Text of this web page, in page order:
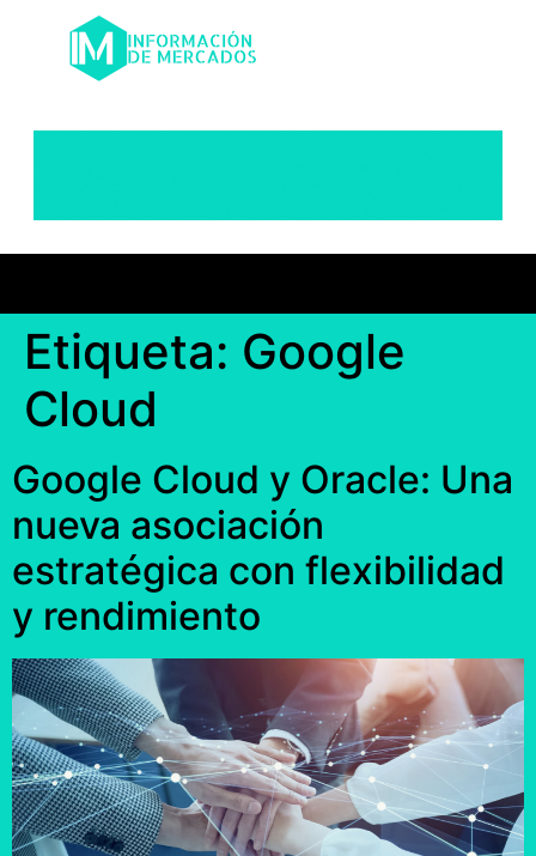
Etiqueta: Google
Cloud
Google Cloud y Oracle: Una
nueva asociación
estratégica con flexibilidad
y rendimiento